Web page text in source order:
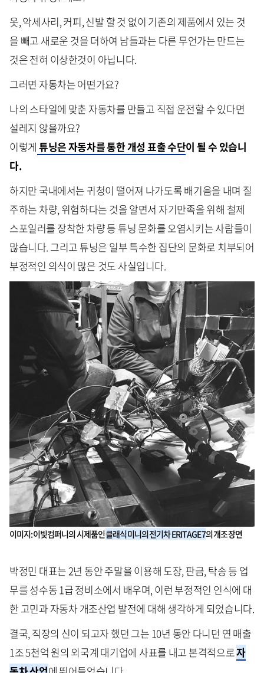
옷, 악세사리, 커피, 신발 할 것 없이 기존의 제품에서 있는 것
을 빼고 새로운 것을 더하여 남들과는 다른 무언가는 만드는
것은 전혀 이상한것이 아닙니다.
그러면 자동차는 어떤가요?
나의 스타일에 맞춘 자동차를 만들고 직접 운전할 수 있다면
설레지 않을까요?
이렇게 튜닝은 자동차를 통한 개성 표출 수단이 될 수 있습니
다.
하지만 국내에서는 귀청이 떨어져 나가도록 배기음을 내며 질
주하는 차량, 위험하다는 것을 알면서 자기만족을 위해 철제
스포일러를 장착한 차량 등 튜닝 문화를 오염시키는 사람들이
많습니다. 그리고 튜닝은 일부 특수한 집단의 문화로 치부되어
부정적인 의식이 많은 것도 사실입니다.
이미지: 이빛컴퍼니의 시제품인클래식 미니의 전기차 ERITAGE 7의 개조 장면
박정민 대표는 2년 동안 주말을 이용해 도장, 판금, 탁송 등 업
무를 성수동 1급 정비소에서 배우며, 이런 부정적인 인식에 대
한 고민과 자동차 개조산업 발전에 대해 생각하게 되었습니다.
결국, 직장의 신이 되고자 했던 그는 10년 동안 다니던 연 매출
1조 5천억 원의 외국계 대기업에 사표를 내고 본격적으로자